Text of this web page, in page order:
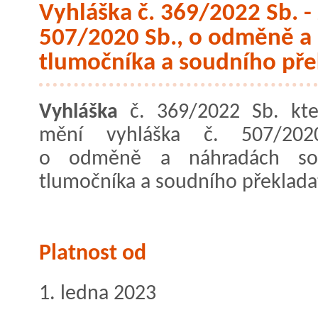
Vyhláška č. 369/2022 Sb.
507/2020 Sb., o odměně
tlumočníka a soudního
Vyhláška č. 369/2022 Sb.
mění vyhláška č. 507/
o odměně a náhradách
tlumočníka a soudního
Platnost od
1. ledna 2023